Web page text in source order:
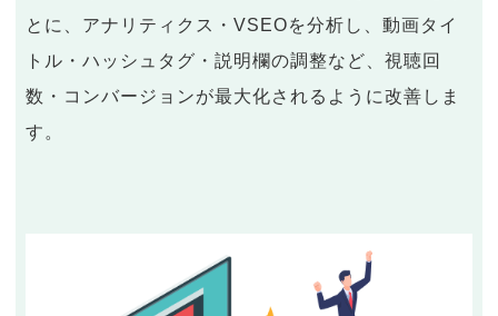
とに、アナリティクス・VSEOを分析し、動画タイ
トル・ハッシュタグ・説明欄の調整など、視聴回
数・コンバージョンが最大化されるように改善しま
す。